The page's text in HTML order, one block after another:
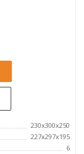
230x300x250
227x297x195
6